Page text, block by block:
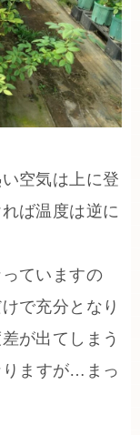
空気は上に登
ば温度は逆に
ていますの
で充分となり
が出てしまう
ますが…まっ